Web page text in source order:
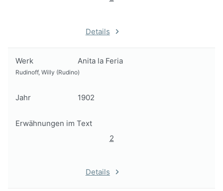
Details
Werk Anita la Feria
Rudinoff, Willy (Rudino)
Jahr 1902
Erwähnungen im Text
2
Details